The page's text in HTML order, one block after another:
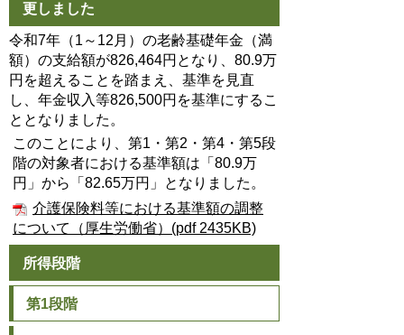
更しました
令和7年（1～12月）の老齢基礎年金（満
額）の支給額が826,464円となり、80.9万
円を超えることを踏まえ、基準を見直
し、年金収入等826,500円を基準にするこ
ととなりました。
このことにより、第1・第2・第4・第5段
階の対象者における基準額は「80.9万
円」から「82.65万円」となりました。
介護保険料等における基準額の調整
について（厚生労働省）(pdf 2435KB)
所得段階
第1段階